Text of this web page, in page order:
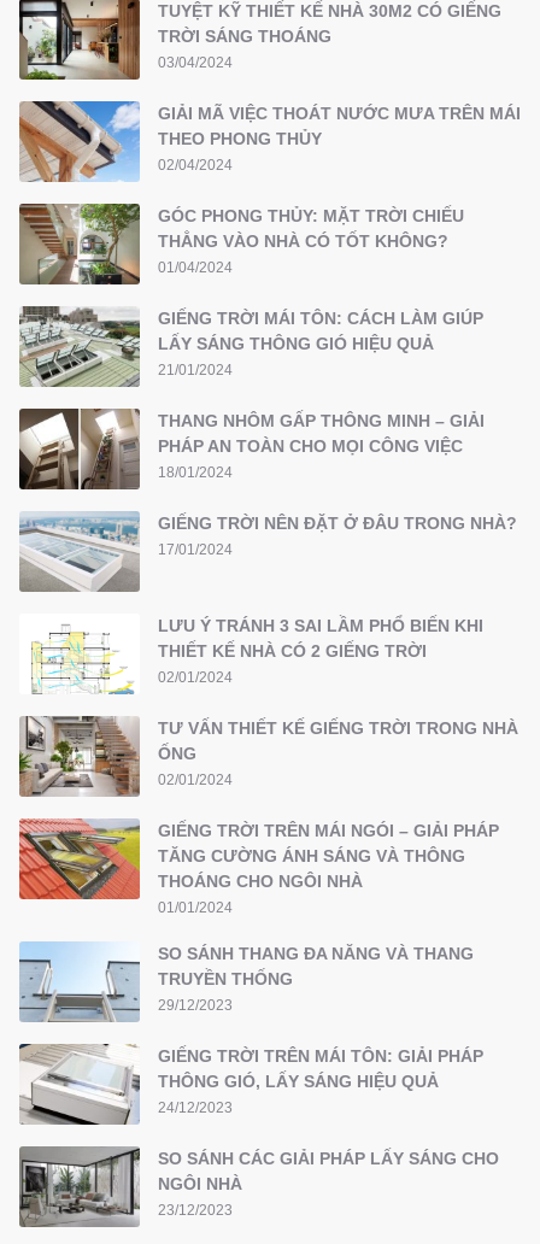
TUYỆT KỸ THIẾT KẾ NHÀ 30M2 CÓ GIẾNG
TRỜI SÁNG THOÁNG
03/04/2024
GIẢI MÃ VIỆC THOÁT NƯỚC MƯA TRÊN MÁI
THEO PHONG THỦY
02/04/2024
GÓC PHONG THỦY: MẶT TRỜI CHIẾU
THẲNG VÀO NHÀ CÓ TỐT KHÔNG?
01/04/2024
GIẾNG TRỜI MÁI TÔN: CÁCH LÀM GIÚP
LẤY SÁNG THÔNG GIÓ HIỆU QUẢ
21/01/2024
THANG NHÔM GẤP THÔNG MINH – GIẢI
PHÁP AN TOÀN CHO MỌI CÔNG VIỆC
18/01/2024
GIẾNG TRỜI NÊN ĐẶT Ở ĐÂU TRONG NHÀ?
17/01/2024
LƯU Ý TRÁNH 3 SAI LẦM PHỔ BIẾN KHI
THIẾT KẾ NHÀ CÓ 2 GIẾNG TRỜI
02/01/2024
TƯ VẤN THIẾT KẾ GIẾNG TRỜI TRONG NHÀ
ỐNG
02/01/2024
GIẾNG TRỜI TRÊN MÁI NGÓI – GIẢI PHÁP
TĂNG CƯỜNG ÁNH SÁNG VÀ THÔNG
THOÁNG CHO NGÔI NHÀ
01/01/2024
SO SÁNH THANG ĐA NĂNG VÀ THANG
TRUYỀN THỐNG
29/12/2023
GIẾNG TRỜI TRÊN MÁI TÔN: GIẢI PHÁP
THÔNG GIÓ, LẤY SÁNG HIỆU QUẢ
24/12/2023
SO SÁNH CÁC GIẢI PHÁP LẤY SÁNG CHO
NGÔI NHÀ
23/12/2023